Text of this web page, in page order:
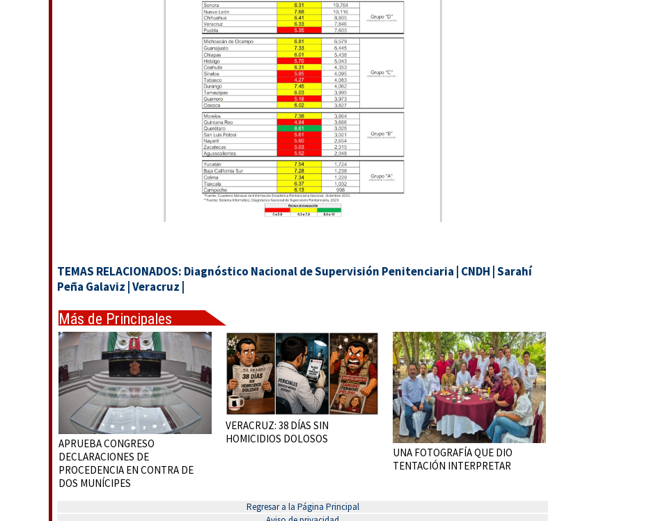
TEMAS RELACIONADOS: Diagnóstico Nacional de Supervisión Penitenciaria CNDH Sarahí
Peña Galaviz Veracruz
Más de Principales
APRUEBA CONGRESO
DECLARACIONES DE
PROCEDENCIA EN CONTRA DE
DOS MUNÍCIPES
VERACRUZ: 38 DÍAS SIN
HOMICIDIOS DOLOSOS
UNA FOTOGRAFÍA QUE DIO
TENTACIÓN INTERPRETAR
Regresar a la Página Principal